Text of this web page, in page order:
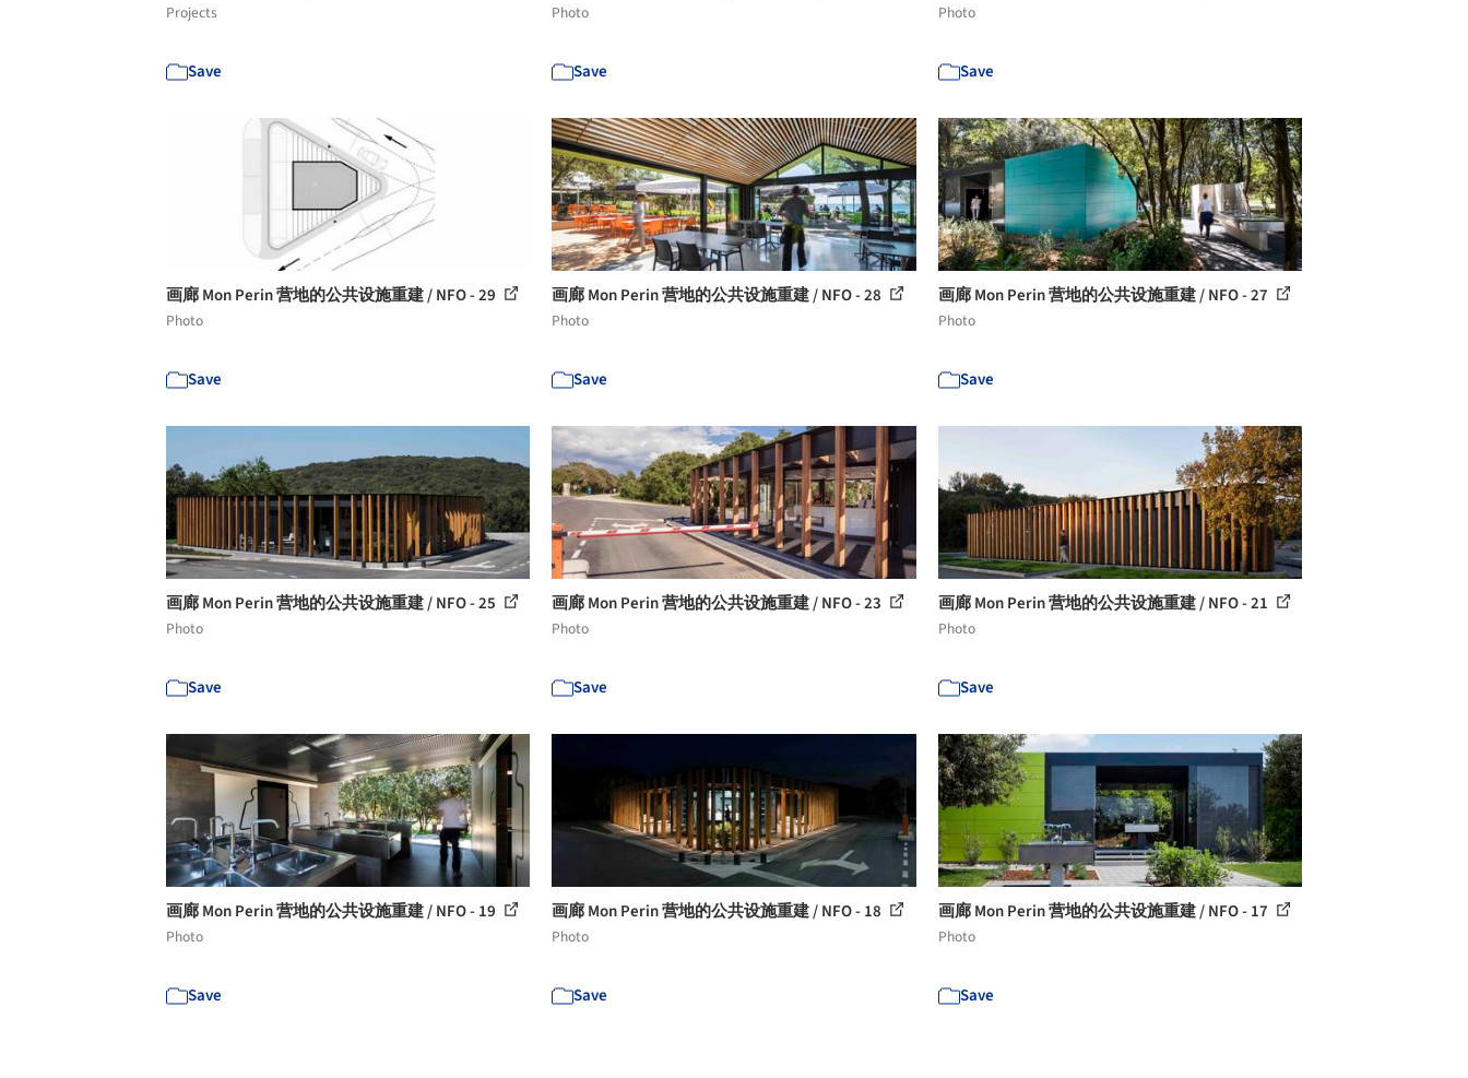
Projects
Save
Photo
Save
Photo
Save
画廊 Mon Perin 营地的公共设施重建 / NFO - 29
Photo
Save
画廊 Mon Perin 营地的公共设施重建 / NFO - 28
Photo
Save
画廊 Mon Perin 营地的公共设施重建 / NFO - 27
Photo
Save
画廊 Mon Perin 营地的公共设施重建 / NFO - 25
Photo
Save
画廊 Mon Perin 营地的公共设施重建 / NFO - 23
Photo
Save
画廊 Mon Perin 营地的公共设施重建 / NFO - 21
Photo
Save
画廊 Mon Perin 营地的公共设施重建 / NFO - 19
Photo
Save
画廊 Mon Perin 营地的公共设施重建 / NFO - 18
Photo
Save
画廊 Mon Perin 营地的公共设施重建 / NFO - 17
Photo
Save